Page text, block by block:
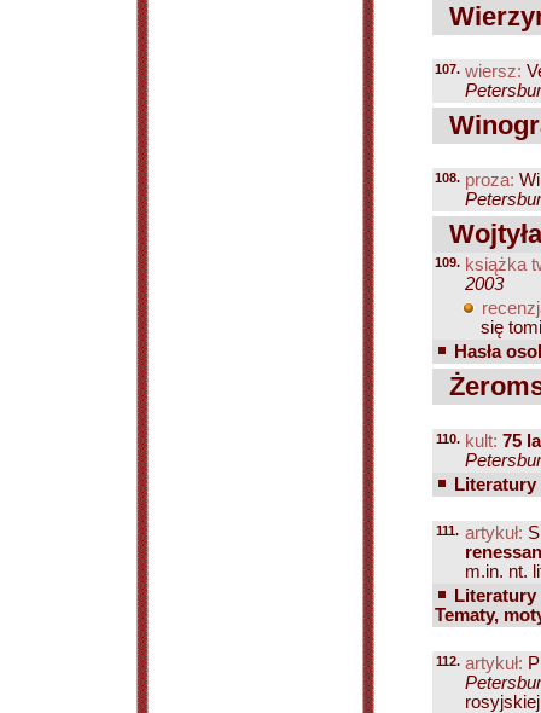
107. wiersz:
108. proza:
109. książka
2003
się
Hasła
110. kult: 75
Literatury
111. artykuł:
m.in. nt.
Literatury
Tematy,
112. artykuł: